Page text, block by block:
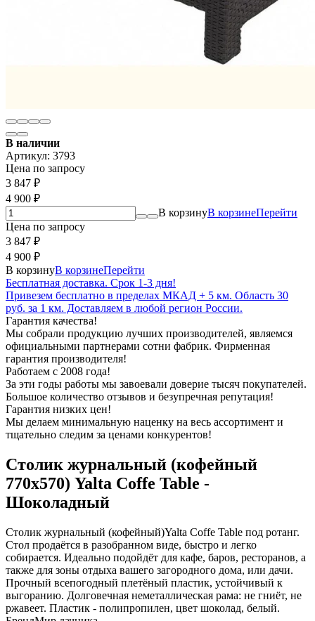
В наличии
Артикул: 3793
Цена по запросу
3 847 ₽
4 900 ₽
В корзинуВ корзинеПерейти
Цена по запросу
3 847 ₽
4 900 ₽
В корзинуВ корзинеПерейти
Бесплатная доставка. Срок 1-3 дня!
Привезем бесплатно в пределах МКАД + 5 км. Область 30
руб. за 1 км. Доставляем в любой регион России.
Гарантия качества!
Мы собрали продукцию лучших производителей, являемся
официальными партнерами сотни фабрик. Фирменная
гарантия производителя!
Работаем с 2008 года!
За эти годы работы мы завоевали доверие тысяч покупателей.
Большое количество отзывов и безупречная репутация!
Гарантия низких цен!
Мы делаем минимальную наценку на весь ассортимент и
тщательно следим за ценами конкурентов!
Столик журнальный (кофейный
770х570) Yalta Coffe Table -
Шоколадный
Столик журнальный (кофейный)Yalta Coffe Table под ротанг.
Стол продаётся в разобранном виде, быстро и легко
собирается. Идеально подойдёт для кафе, баров, ресторанов, а
также для зоны отдыха вашего загородного дома, или дачи.
Прочный всепогодный плетёный пластик, устойчивый к
выгоранию. Долговечная неметаллическая рама: не гниёт, не
ржавеет. Пластик - полипропилен, цвет шоколад, белый.